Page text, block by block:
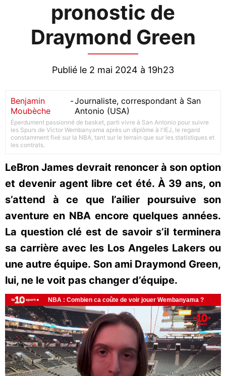
pronostic de
Draymond Green
Publié le 2 mai 2024 à 19h23
Benjamin
Moubèche
-Journaliste, correspondant à San
Antonio (USA)
Éperdument passionné de basket, parti vivre à San Antonio pour suivre
les Spurs de Victor Wembanyama après un diplôme à l'IEJ, le regard
constamment fixé sur la NBA, tant sur le terrain que sur les statistiques et
les contrats.
LeBron James devrait renoncer à son option
et devenir agent libre cet été. À 39 ans, on
s’attend à ce que l’ailier poursuive son
aventure en NBA encore quelques années.
La question clé est de savoir s’il terminera
sa carrière avec les Los Angeles Lakers ou
une autre équipe. Son ami Draymond Green,
lui, ne le voit pas changer d’équipe.